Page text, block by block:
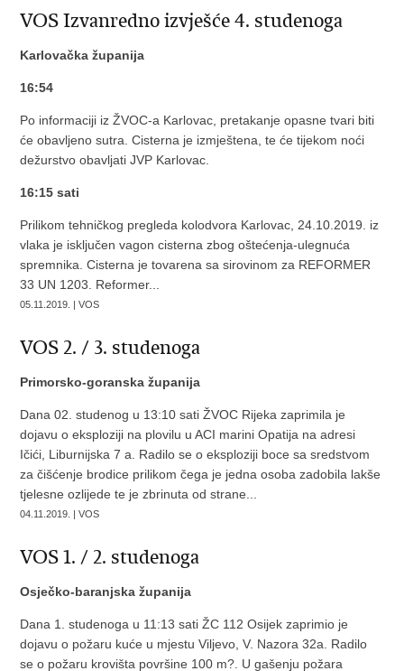
VOS Izvanredno izvješće 4. studenoga
Karlovačka županija
16:54
Po informaciji iz ŽVOC-a Karlovac, pretakanje opasne tvari biti
će obavljeno sutra. Cisterna je izmještena, te će tijekom noći
dežurstvo obavljati JVP Karlovac.
16:15 sati
Prilikom tehničkog pregleda kolodvora Karlovac, 24.10.2019. iz
vlaka je isključen vagon cisterna zbog oštećenja-ulegnuća
spremnika. Cisterna je tovarena sa sirovinom za REFORMER
33 UN 1203. Reformer...
05.11.2019. | VOS
VOS 2. / 3. studenoga
Primorsko-goranska županija
Dana 02. studenog u 13:10 sati ŽVOC Rijeka zaprimila je
dojavu o eksploziji na plovilu u ACI marini Opatija na adresi
Ičići, Liburnijska 7 a. Radilo se o eksploziji boce sa sredstvom
za čišćenje brodice prilikom čega je jedna osoba zadobila lakše
tjelesne ozlijede te je zbrinuta od strane...
04.11.2019. | VOS
VOS 1. / 2. studenoga
Osječko-baranjska županija
Dana 1. studenoga u 11:13 sati ŽC 112 Osijek zaprimio je
dojavu o požaru kuće u mjestu Viljevo, V. Nazora 32a. Radilo
se o požaru krovišta površine 100 m?. U gašenju požara